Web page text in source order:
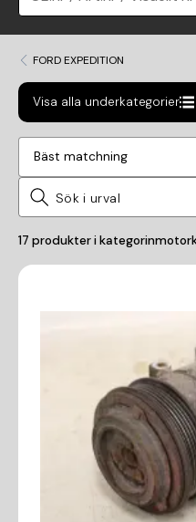
FORD EXPEDITION
Visa alla underkategorier
Bäst matchning
17 produkter i kategorin